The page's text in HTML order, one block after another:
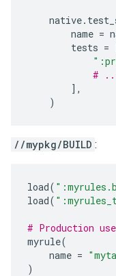
native.
name =
tests =
#
],
)
//mypkg/BUILD :
load(
load(
# Production
myrule(
name =
)